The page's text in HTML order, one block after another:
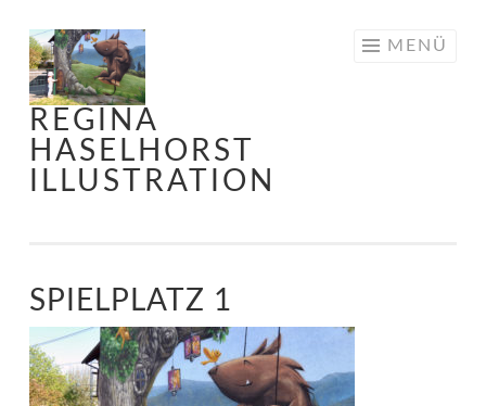
Springe
zum
Inhalt
REGINA
HASELHORST
ILLUSTRATION
MENÜ
SPIELPLATZ 1